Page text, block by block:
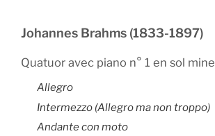
Johannes Brahms (1833-1897)
Quatuor avec piano n° 1 en sol
Allegro
Intermezzo (Allegro ma non troppo)
Andante con moto